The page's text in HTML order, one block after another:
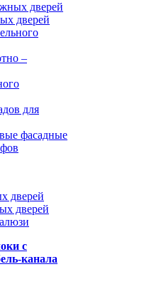
дверей
дверей
–
для
фасадные
дверей
дверей
с
канала